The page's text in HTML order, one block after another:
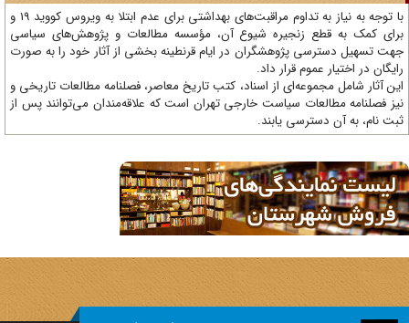
با توجه به نیاز به تداوم مراقبت‌های بهداشتی برای عدم ابتلا به ویروس کووید 19 و
کمک به قطع زنجیره شیوع آن، مؤسسه مطالعات و پژوهش‌های سیاسی
تسهیل دسترسی پژوهشگران در ایام قرنطینه بخشی از آثار خود را به صورت
در اختیار عموم قرار داد.
آثار شامل مجموعه‌ای از اسناد، کتب تاریخ معاصر، فصلنامه‌ مطالعات تاریخی و
فصلنامه مطالعات سیاست خارجی تهران است که علاقه‌مندان می‌توانند پس از
نام، به آن دسترسی یابند.